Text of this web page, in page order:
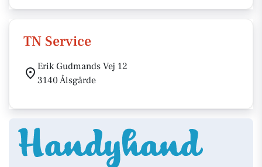
TN Service
Erik Gudmands Vej 12
3140 Ålsgårde